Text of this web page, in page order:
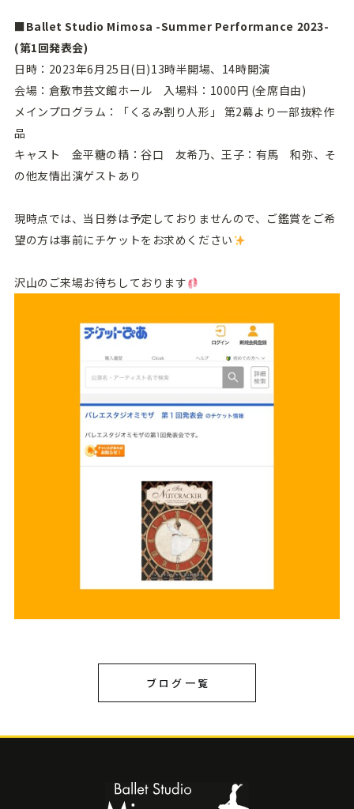
■Ballet Studio Mimosa -Summer Performance 2023-
(第1回発表会)
日時：2023年6月25日(日)13時半開場、14時開演
会場：倉敷市芸文館ホール 入場料：1000円 (全席自由)
メインプログラム：「くるみ割り人形」 第2幕より一部抜粋作
品
キャスト 金平糖の精：谷口 友希乃、王子：有馬 和弥、そ
の他友情出演ゲストあり
現時点では、当日券は予定しておりませんので、ご鑑賞をご希
望の方は事前にチケットをお求めください
沢山のご来場お待ちしております
ブログ一覧